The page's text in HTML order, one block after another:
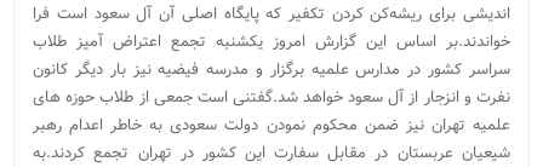
اندیشی برای ریشه‌کن کردن تکفیر که پایگاه اصلی آن آل سعود است فرا
خواندند.بر اساس این گزارش امروز یکشنبه تجمع اعتراض آمیز طلاب
سراسر کشور در مدارس علمیه برگزار و مدرسه فیضیه نیز بار دیگر کانون
نفرت و انزجار از آل سعود خواهد شد.گفتنی است جمعی از طلاب حوزه های
علمیه تهران نیز ضمن محکوم نمودن دولت سعودی به خاطر اعدام رهبر
شیعیان عربستان در مقابل سفارت این کشور در تهران تجمع کردند.به